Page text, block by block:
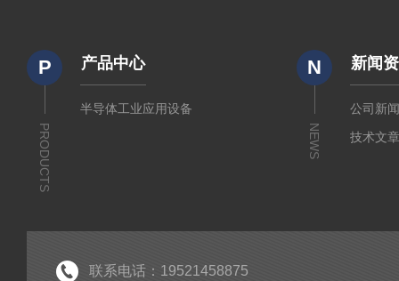
P
PRODUCTS
产品中心
半导体工业应用设备
N
NEWS
新闻
公司新
技术文
联系电话：19521458875